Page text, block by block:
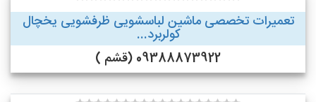
تعمیرات تخصصی ماشین لباسشویی ظرفشویی یخچال
کولربرد...
09388873922 (قشم )